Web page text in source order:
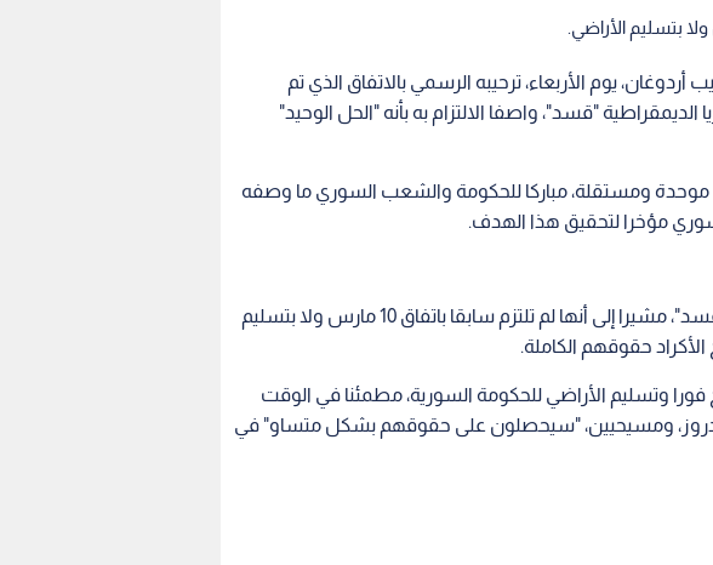
يوم الأربعاء، ترحيبه الرسمي بالاتفاق الذي تم
"قسد"، واصفا الالتزام به بأنه "الحل الوحيد"
موحدة ومستقلة، مباركا للحكومة والشعب السوري ما وصفه
مؤخرا لتحقيق هذا الهدف.
ورغم ترحيبه بالاتفاق، وجه الرئيس التركي انتقادات لـ "قسد"، مشيرا إلى أنها لم تلتزم سابقا باتفاق 10 مارس ولا بتسليم
حقوقهم الكاملة.
وتسليم الأراضي للحكومة السورية، مطمئنا في الوقت
ودروز، ومسيحيين، "سيحصلون على حقوقهم بشكل متساو" في